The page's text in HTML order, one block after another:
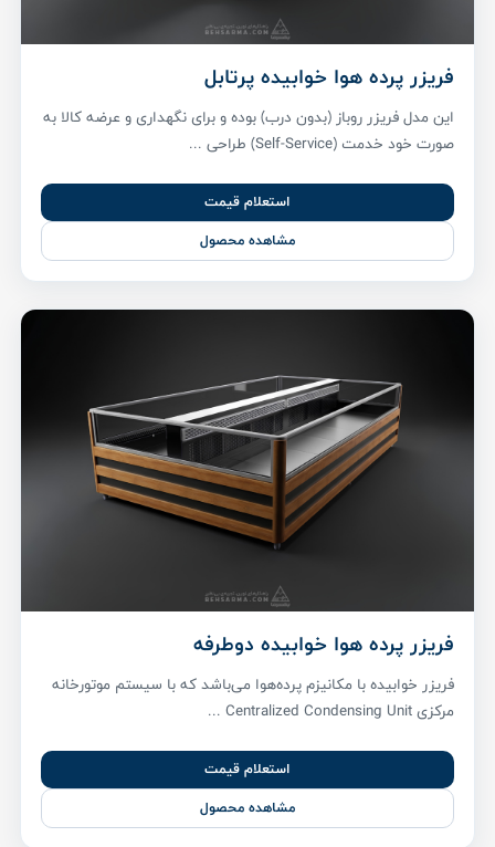
فریزر پرده هوا خوابیده پرتابل
این مدل فریزر روباز (بدون درب) بوده و برای نگهداری و عرضه کالا به
صورت خود خدمت (Self-Service) طراحی ...
استعلام قیمت
مشاهده محصول
فریزر پرده هوا خوابیده دوطرفه
فریزر خوابیده با مکانیزم پرده‌هوا می‌باشد که با سیستم موتورخانه
مرکزی Centralized Condensing Unit ...
استعلام قیمت
مشاهده محصول